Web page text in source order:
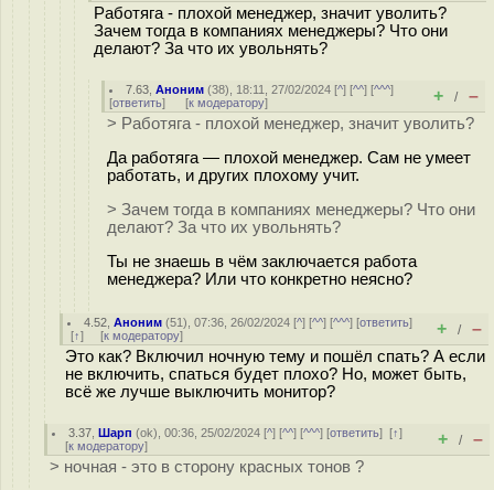
Работяга - плохой менеджер, значит уволить?
Зачем тогда в компаниях менеджеры? Что они
делают? За что их увольнять?
7.63 ,Аноним (38), 18:11, 27/02/2024 [^] [^^] [^^^]
[ответить] [к модератору] + / –
> Работяга - плохой менеджер, значит уволить?
Да работяга — плохой менеджер. Сам не умеет
работать, и других плохому учит.
> Зачем тогда в компаниях менеджеры? Что они
делают? За что их увольнять?
Ты не знаешь в чём заключается работа
менеджера? Или что конкретно неясно?
4.52 ,Аноним (51), 07:36, 26/02/2024 [^] [^^] [^^^] [ответить]
[↑] [к модератору] + / –
Это как? Включил ночную тему и пошёл спать? А если
не включить, спаться будет плохо? Но, может быть,
всё же лучше выключить монитор?
3.37 ,Шарп (ok), 00:36, 25/02/2024 [^] [^^] [^^^] [ответить][↑]
[к модератору] + / –
> ночная - это в сторону красных тонов ?